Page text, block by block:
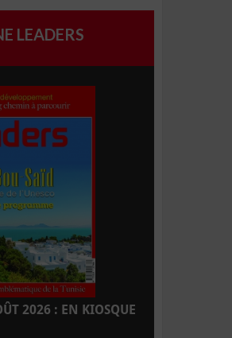
LEADERS
2026 : EN KIOSQUE